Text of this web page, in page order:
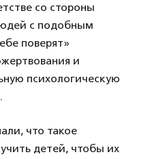
со стороны
с подобным
поверят»
и
психологическую
что такое
детей, чтобы их